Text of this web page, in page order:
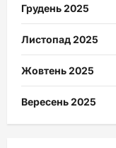
Грудень 2025
Листопад 2025
Жовтень 2025
Вересень 2025